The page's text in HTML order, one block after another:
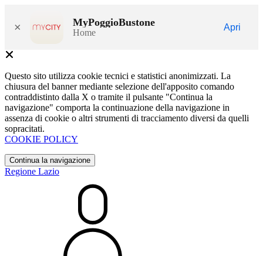
× MyPoggioBustone
Home
Apri
Questo sito utilizza cookie tecnici e statistici anonimizzati. La
chiusura del banner mediante selezione dell'apposito comando
contraddistinto dalla X o tramite il pulsante "Continua la
navigazione" comporta la continuazione della navigazione in
assenza di cookie o altri strumenti di tracciamento diversi da quelli
sopracitati.
COOKIE POLICY
Continua la navigazione
Regione Lazio